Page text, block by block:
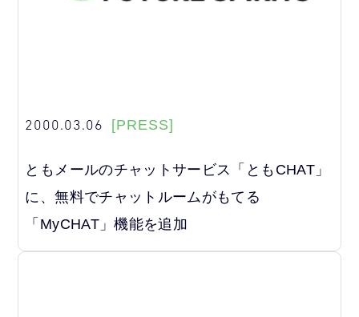
2000.03.06 [PRESS]
ともメールのチャットサービス「ともCHAT」
に、無料でチャットルームがもてる
「MyCHAT」機能を追加